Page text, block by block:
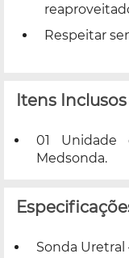
Respeitar
Itens Inclusos
01
Medsonda.
Sonda Uretral